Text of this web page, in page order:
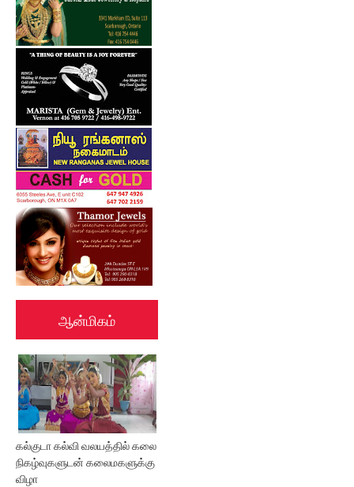
ஆன்மிகம்
கல்குடா கல்வி வலயத்தில் கலை
நிகழ்வுகளுடன் கலைமகளுக்கு
விழா